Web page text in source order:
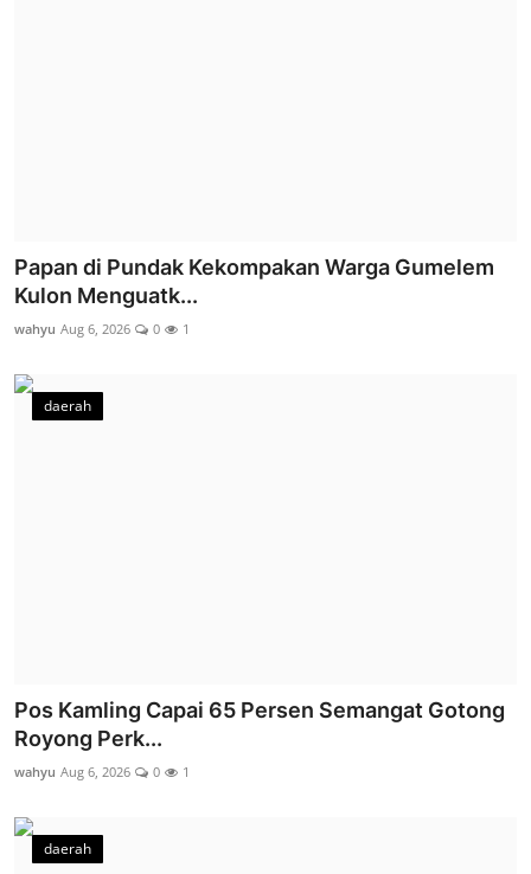
Papan di Pundak Kekompakan Warga Gumelem
Kulon Menguatk...
wahyu Aug 6, 2026 0 1
daerah
Pos Kamling Capai 65 Persen Semangat Gotong
Royong Perk...
wahyu Aug 6, 2026 0 1
daerah